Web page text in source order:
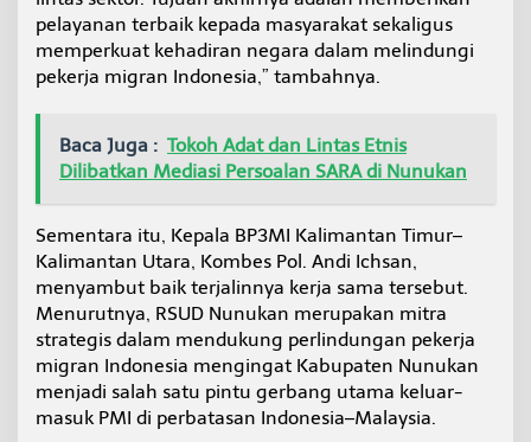
pelayanan terbaik kepada masyarakat sekaligus
memperkuat kehadiran negara dalam melindungi
pekerja migran Indonesia,” tambahnya.
Baca Juga : Tokoh Adat dan Lintas Etnis
Dilibatkan Mediasi Persoalan SARA di Nunukan
Sementara itu, Kepala BP3MI Kalimantan Timur–
Kalimantan Utara, Kombes Pol. Andi Ichsan,
menyambut baik terjalinnya kerja sama tersebut.
Menurutnya, RSUD Nunukan merupakan mitra
strategis dalam mendukung perlindungan pekerja
migran Indonesia mengingat Kabupaten Nunukan
menjadi salah satu pintu gerbang utama keluar-
masuk PMI di perbatasan Indonesia–Malaysia.